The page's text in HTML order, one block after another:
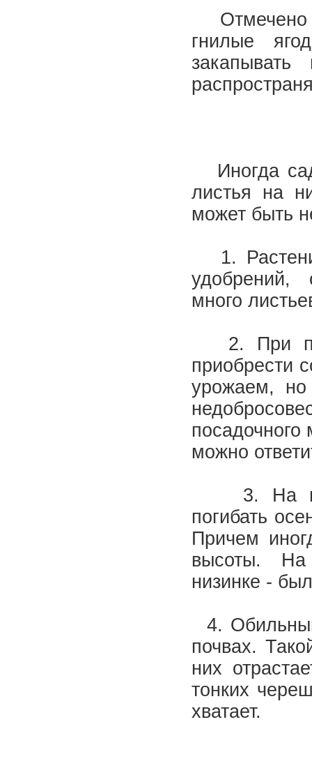
Отмечено
гнилые
Иногда
листья на
может быть
1.
удобрений,
много
2. При
приобрести
урожаем, но
посадочного
можно
3. На
погибать
Причем
высоты. На
низинке -
4.
почвах.
них
тонких
хватает.